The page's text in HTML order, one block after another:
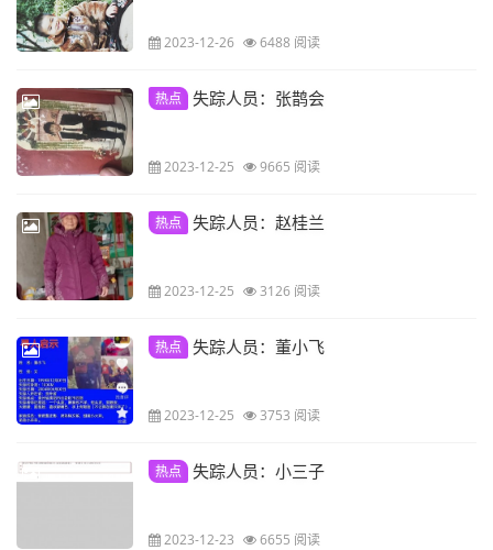
2023-12-26 6488 阅读
热点 失踪人员：张鹊会
2023-12-25 9665 阅读
热点 失踪人员：赵桂兰
2023-12-25 3126 阅读
热点 失踪人员：董小飞
2023-12-25 3753 阅读
热点 失踪人员：小三子
2023-12-23 6655 阅读